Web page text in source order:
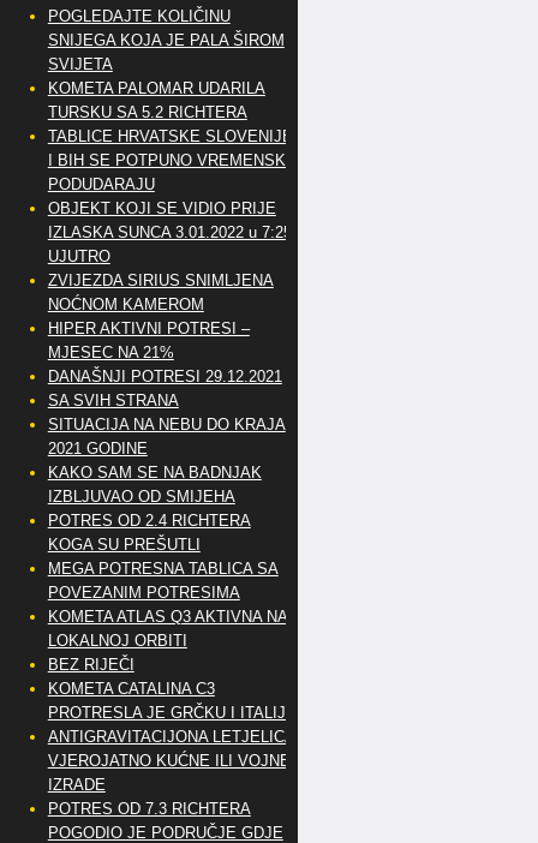
POGLEDAJTE KOLIČINU
SNIJEGA KOJA JE PALA ŠIROM
SVIJETA
KOMETA PALOMAR UDARILA
TURSKU SA 5.2 RICHTERA
TABLICE HRVATSKE SLOVENIJE
I BIH SE POTPUNO VREMENSKI
PODUDARAJU
OBJEKT KOJI SE VIDIO PRIJE
IZLASKA SUNCA 3.01.2022 u 7:25
UJUTRO
ZVIJEZDA SIRIUS SNIMLJENA
NOĆNOM KAMEROM
HIPER AKTIVNI POTRESI –
MJESEC NA 21%
DANAŠNJI POTRESI 29.12.2021
SA SVIH STRANA
SITUACIJA NA NEBU DO KRAJA
2021 GODINE
KAKO SAM SE NA BADNJAK
IZBLJUVAO OD SMIJEHA
POTRES OD 2.4 RICHTERA
KOGA SU PREŠUTLI
MEGA POTRESNA TABLICA SA
POVEZANIM POTRESIMA
KOMETA ATLAS Q3 AKTIVNA NA
LOKALNOJ ORBITI
BEZ RIJEČI
KOMETA CATALINA C3
PROTRESLA JE GRČKU I ITALIJU
ANTIGRAVITACIJONA LETJELICA
VJEROJATNO KUĆNE ILI VOJNE
IZRADE
POTRES OD 7.3 RICHTERA
POGODIO JE PODRUČJE GDJE